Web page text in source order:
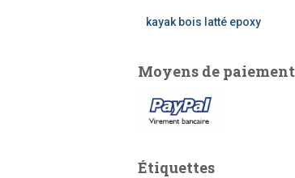
:
kayak bois latté epoxy
Moyens de paiement
Étiquettes